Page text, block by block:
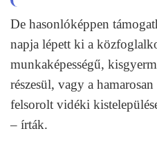
De hasonlóképpen
napja lépett ki a
munkaképességű,
részesül, vagy a
felsorolt vidéki
– írták.